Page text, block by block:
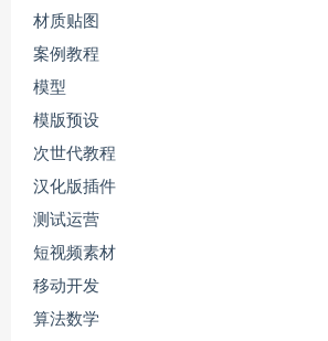
材质贴图
案例教程
模型
模版预设
次世代教程
汉化版插件
测试运营
短视频素材
移动开发
算法数学